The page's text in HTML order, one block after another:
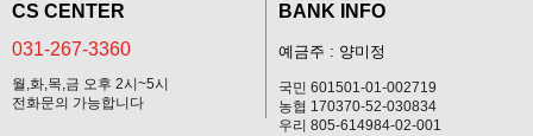
CS CENTER
031-267-3360
월,화,목,금 오후 2시~5시
전화문의 가능합니다
BANK INFO
예금주 : 양미정
국민 601501-01-002719
농협 170370-52-030834
우리 805-614984-02-001